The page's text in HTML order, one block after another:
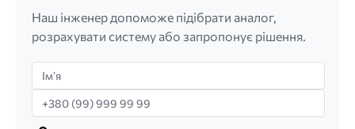
Наш інженер допоможе підібрати аналог,
розрахувати систему або запропонує рішення.
Імʼя
Телефон